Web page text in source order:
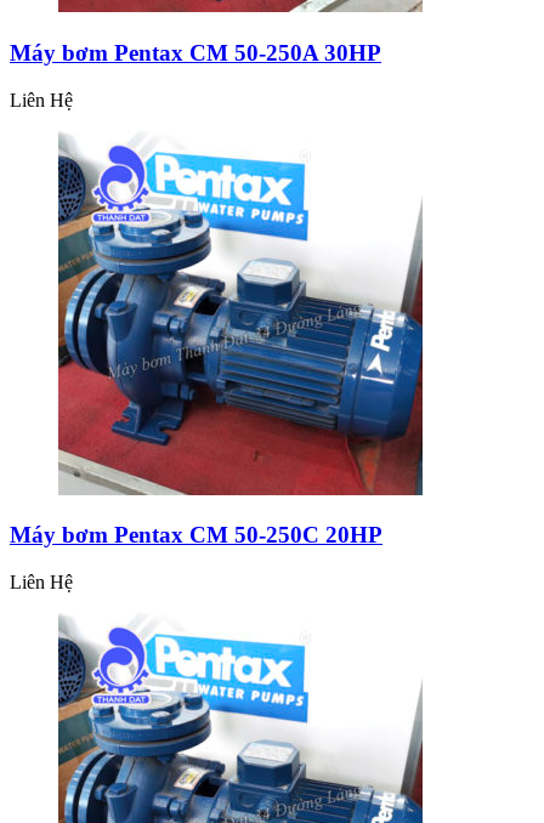
Máy bơm Pentax CM 50-250A 30HP
Liên Hệ
Máy bơm Pentax CM 50-250C 20HP
Liên Hệ